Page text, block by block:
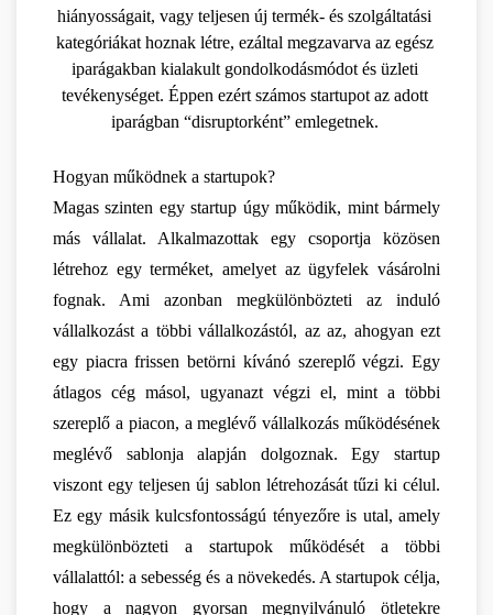
hiányosságait, vagy teljesen új termék- és szolgáltatási
kategóriákat hoznak létre, ezáltal megzavarva az egész
iparágakban kialakult gondolkodásmódot és üzleti
tevékenységet. Éppen ezért számos startupot az adott
iparágban “disruptorként” emlegetnek.
Hogyan működnek a startupok?
Magas szinten egy startup úgy működik, mint bármely
más vállalat. Alkalmazottak egy csoportja közösen
létrehoz egy terméket, amelyet az ügyfelek vásárolni
fognak. Ami azonban megkülönbözteti az induló
vállalkozást a többi vállalkozástól, az az, ahogyan ezt
egy piacra frissen betörni kívánó szereplő végzi. Egy
átlagos cég másol, ugyanazt végzi el, mint a többi
szereplő a piacon, a meglévő vállalkozás működésének
meglévő sablonja alapján dolgoznak. Egy startup
viszont egy teljesen új sablon létrehozását tűzi ki célul.
Ez egy másik kulcsfontosságú tényezőre is utal, amely
megkülönbözteti a startupok működését a többi
vállalattól: a sebesség és a növekedés. A startupok célja,
hogy a nagyon gyorsan megnyilvánuló ötletekre